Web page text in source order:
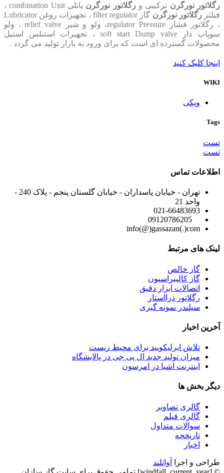
رگلاتور نورگرن ترکیبی ورگلاتور نورگرن
پانلی combination Unit ،
فیلتررگلاتور نورگرن
گاز filter regulator ، تجهیزات روغن Lubricator
، رگلاتور فشار regulator Pressure، ولو و شیر relief valve ، ولو
سوپاپ دار soft start Dump valve ، تجهیزات استنلس استیل
محصولات گسترده ای است که برای ورود به بازار تولید می گردد .
اینجا کلیک کنید
WIKI
ویکی
Tags
تست
تست
اطلاعات تماس
تهران - خیابان پاسداران - خیابان گلستان پنجم - پلاک 240 -
واحد 21
021-66483693
info(@)gassazan(.)com
لینک های مرتبط
گاز خالص
گاز کالیبراسیون
اتصالات ابزار دقیق
رگلاتور درااستار
سیلندر نمونه گیری
آخرین اخبار
تلاش ایرلیکویید برای محیط زیست
میزان تولید جدید ال پی جی در پالایشگاه
اینترنت اشیا در امرسون
دیگر بخش ها
گالری تصاویر
گالری فیلم
سوالات متداول
تاریخچه
اخبار
طراحی و اجرا
آواتلند